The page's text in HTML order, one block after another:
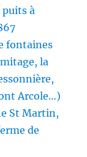
à
fontaines
la
Arcole…)
St Martin,
de